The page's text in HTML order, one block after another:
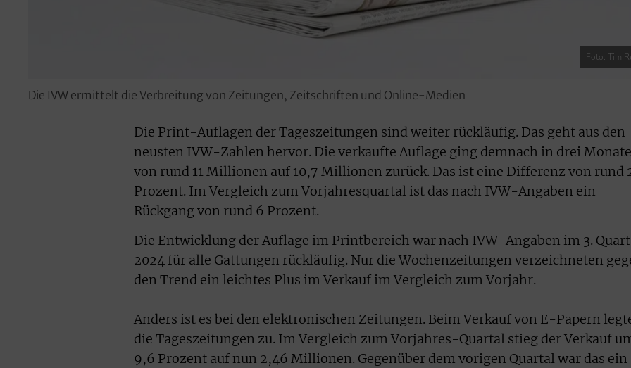
Foto:Tim
Die IVW ermittelt die Verbreitung von Zeitungen, Zeitschriften und Online-Medien
Die Print-Auflagen der Tageszeitungen sind weiter rückläufig. Das geht aus den
neusten IVW-Zahlen hervor. Die verkaufte Auflage ging demnach in drei
von rund 11 Millionen auf 10,7 Millionen zurück. Das ist eine Differenz von rund
Prozent. Im Vergleich zum Vorjahresquartal ist das nach IVW-Angaben ein
Rückgang von rund 6 Prozent.
Die Entwicklung der Auflage im Printbereich war nach IVW-Angaben im 3.
2024 für alle Gattungen rückläufig. Nur die Wochenzeitungen verzeichneten
den Trend ein leichtes Plus im Verkauf im Vergleich zum Vorjahr.
Anders ist es bei den elektronischen Zeitungen. Beim Verkauf von E-Papern
die Tageszeitungen zu. Im Vergleich zum Vorjahres-Quartal stieg der Verkauf
9,6 Prozent auf nun 2,46 Millionen. Gegenüber dem vorigen Quartal war das ein